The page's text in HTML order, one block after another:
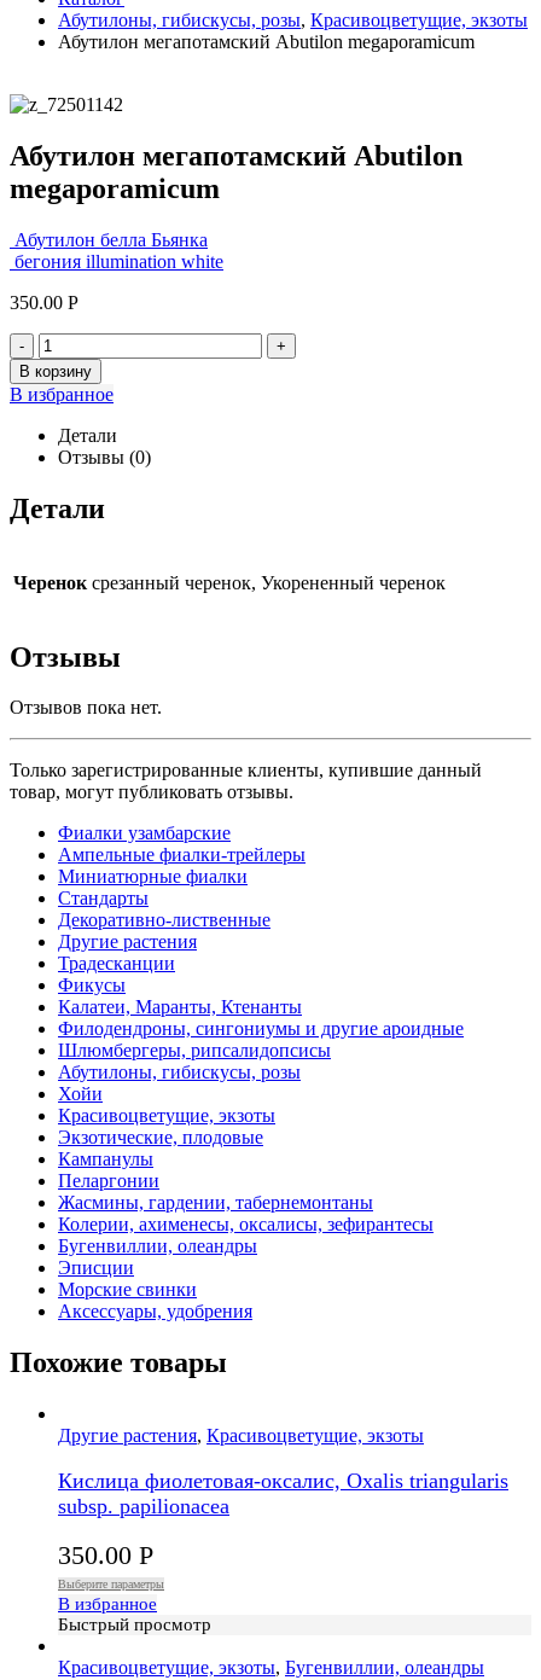
Абутилоны, гибискусы, розы, Красивоцветущие, экзоты
Абутилон мегапотамский Abutilon megaporamicum
Абутилон мегапотамский Abutilon
megaporamicum
Абутилон белла Бьянка
бегония illumination white
350.00 Р
-
+
В корзину
В избранное
Детали
Отзывы (0)
Детали
Черенок срезанный черенок, Укорененный черенок
Отзывы
Отзывов пока нет.
Только зарегистрированные клиенты, купившие данный
товар, могут публиковать отзывы.
Фиалки узамбарские
Ампельные фиалки-трейлеры
Миниатюрные фиалки
Стандарты
Декоративно-лиственные
Другие растения
Традесканции
Фикусы
Калатеи, Маранты, Ктенанты
Филодендроны, сингониумы и другие ароидные
Шлюмбергеры, рипсалидопсисы
Абутилоны, гибискусы, розы
Хойи
Красивоцветущие, экзоты
Экзотические, плодовые
Кампанулы
Пеларгонии
Жасмины, гардении, табернемонтаны
Колерии, ахименесы, оксалисы, зефирантесы
Бугенвиллии, олеандры
Эписции
Морские свинки
Аксессуары, удобрения
Похожие товары
Другие растения, Красивоцветущие, экзоты
Кислица фиолетовая-оксалис, Oxalis triangularis
subsp. papilionacea
350.00 Р
Выберите параметры
В избранное
Быстрый просмотр
Красивоцветущие, экзоты, Бугенвиллии, олеандры